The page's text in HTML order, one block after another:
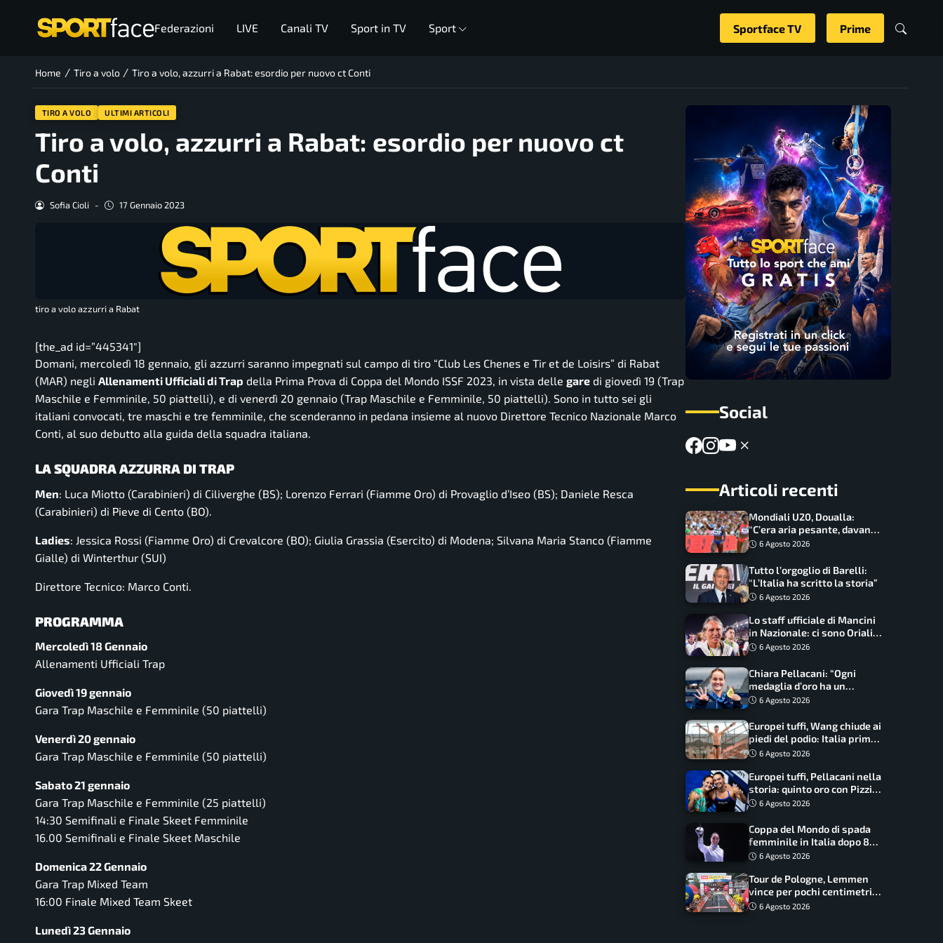
Federazioni LIVE Canali TV Sport in TV Sport Sportface TV Prime
Home / Tiro a volo / Tiro a volo, azzurri a Rabat: esordio per nuovo ct Conti
TIRO A VOLO ULTIMI ARTICOLI
Tiro a volo, azzurri a Rabat: esordio per nuovo ct
Conti
Sofia Cioli - 17 Gennaio 2023
tiro a volo azzurri a Rabat
[the_ad id=”445341″]
Domani, mercoledì 18 gennaio, gli azzurri saranno impegnati sul campo di tiro “Club Les Chenes e Tir et de Loisirs” di Rabat
(MAR) negli Allenamenti Ufficiali di Trap della Prima Prova di Coppa del Mondo ISSF 2023, in vista delle gare di giovedì 19 (Trap
Maschile e Femminile, 50 piattelli), e di venerdì 20 gennaio (Trap Maschile e Femminile, 50 piattelli). Sono in tutto sei gli
italiani convocati, tre maschi e tre femminile, che scenderanno in pedana insieme al nuovo Direttore Tecnico Nazionale Marco
Conti, al suo debutto alla guida della squadra italiana.
LA SQUADRA AZZURRA DI TRAP
Men: Luca Miotto (Carabinieri) di Ciliverghe (BS); Lorenzo Ferrari (Fiamme Oro) di Provaglio d’Iseo (BS); Daniele Resca
(Carabinieri) di Pieve di Cento (BO).
Ladies: Jessica Rossi (Fiamme Oro) di Crevalcore (BO); Giulia Grassia (Esercito) di Modena; Silvana Maria Stanco (Fiamme
Gialle) di Winterthur (SUI)
Direttore Tecnico: Marco Conti.
PROGRAMMA
Mercoledì 18 Gennaio
Allenamenti Ufficiali Trap
Giovedì 19 gennaio
Gara Trap Maschile e Femminile (50 piattelli)
Venerdì 20 gennaio
Gara Trap Maschile e Femminile (50 piattelli)
Sabato 21 gennaio
Gara Trap Maschile e Femminile (25 piattelli)
14:30 Semifinali e Finale Skeet Femminile
16.00 Semifinali e Finale Skeet Maschile
Domenica 22 Gennaio
Gara Trap Mixed Team
16:00 Finale Mixed Team Skeet
Lunedì 23 Gennaio
Social
Articoli recenti
Mondiali U20, Doualla:
“C’era aria pesante, davano
le mascherine! Finale? Non
6 Agosto 2026
Tutto l’orgoglio di Barelli:
“L’Italia ha scritto la storia”
6 Agosto 2026
Lo staff ufficiale di Mancini
in Nazionale: ci sono Oriali e
Bonucci, confermato un
6 Agosto 2026
Chiara Pellacani: “Ogni
medaglia d’oro ha un
significato diverso. Ho fatto
6 Agosto 2026
Europei tuffi, Wang chiude ai
piedi del podio: Italia prima
nel medagliere
6 Agosto 2026
Europei tuffi, Pellacani nella
storia: quinto oro con Pizzini
nel sincro da 3 metri
6 Agosto 2026
Coppa del Mondo di spada
femminile in Italia dopo 8
anni, Alberta Santuccio: “Il
frutti”
6 Agosto 2026
Tour de Pologne, Lemmen
vince per pochi centimetri
su Scaroni: maxi-caduta e
6 Agosto 2026